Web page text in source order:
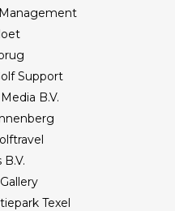
Support
B.V.
Texel